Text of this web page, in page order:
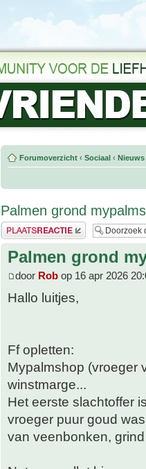
Forumoverzicht ‹ Sociaal ‹
Palmen grond
Plaats een reactie
Palmen grond
door Rob op 16 apr 2026
Hallo luitjes,
Ff opletten:
Mypalmshop (vroeger
winstmarge...
Het eerste slachtoffer
vroeger puur goud
van veenbonken,